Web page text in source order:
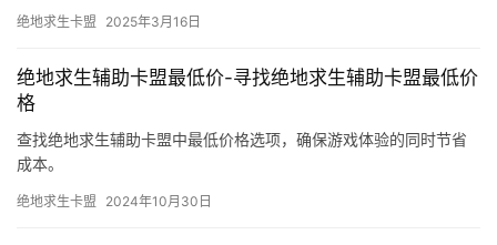
绝地求生卡盟 2025年3月16日
绝地求生辅助卡盟最低价-寻找绝地求生辅助卡盟最低价
格
查找绝地求生辅助卡盟中最低价格选项，确保游戏体验的同时节省
成本。
绝地求生卡盟 2024年10月30日